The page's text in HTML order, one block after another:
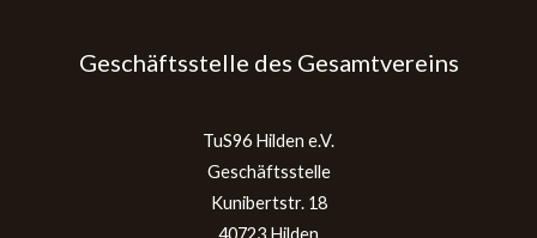
Geschäftsstelle des Gesamtvereins
TuS96 Hilden e.V.
Geschäftsstelle
Kunibertstr. 18